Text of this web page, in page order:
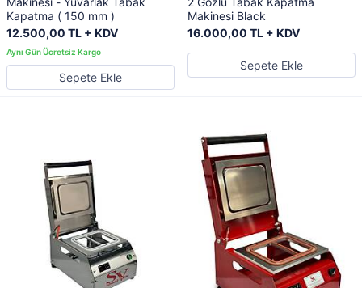
Kapatma ( 150 mm )
12.500,00 TL + KDV
Sepete Ekle
Makinesi Black
16.000,00 TL + KDV
Sepete Ekle